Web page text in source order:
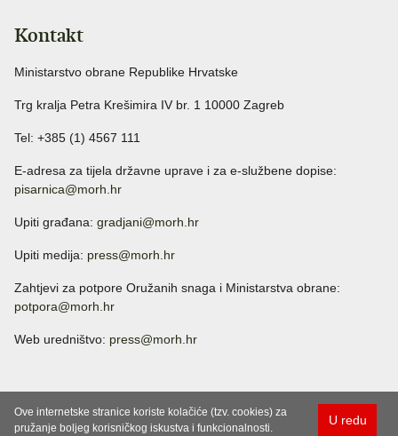
Kontakt
Ministarstvo obrane Republike Hrvatske
Trg kralja Petra Krešimira IV br. 1 10000 Zagreb
Tel: +385 (1) 4567 111
E-adresa za tijela državne uprave i za e-službene dopise:
pisarnica@morh.hr
Upiti građana: gradjani@morh.hr
Upiti medija: press@morh.hr
Zahtjevi za potpore Oružanih snaga i Ministarstva obrane:
potpora@morh.hr
Web uredništvo: press@morh.hr
U redu
Ove internetske stranice koriste kolačiće (tzv. cookies) za
pružanje boljeg korisničkog iskustva i funkcionalnosti.